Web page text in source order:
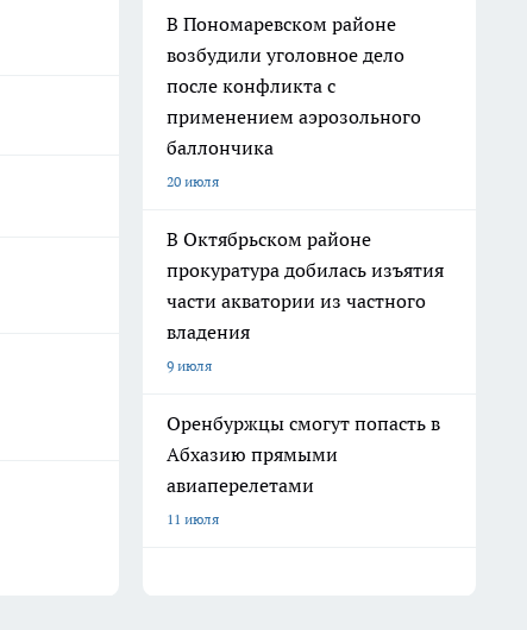
В Пономаревском районе
возбудили уголовное дело
после конфликта с
применением аэрозольного
баллончика
20 июля
В Октябрьском районе
прокуратура добилась изъятия
части акватории из частного
владения
9 июля
Оренбуржцы смогут попасть в
Абхазию прямыми
авиаперелетами
11 июля